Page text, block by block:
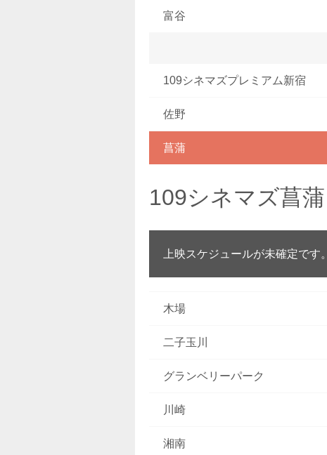
富谷
109シネマズプレミアム新宿
佐野
菖蒲
109シネマズ菖蒲
上映スケジュールが未確定です。
木場
二子玉川
グランベリーパーク
川崎
湘南